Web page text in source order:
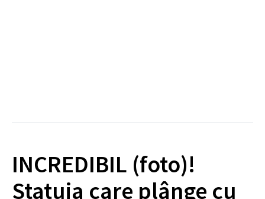
INCREDIBIL (foto)!
Statuia care plânge cu